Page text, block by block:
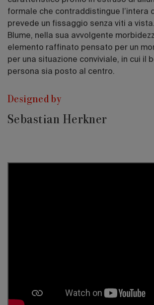
formale che contraddistingue l’intera
prevede un fissaggio senza viti a
Blume, nella sua avvolgente
elemento raffinato pensato per un
per una situazione conviviale, in cui il
persona sia posto al centro.
Designed by
Sebastian Herkner